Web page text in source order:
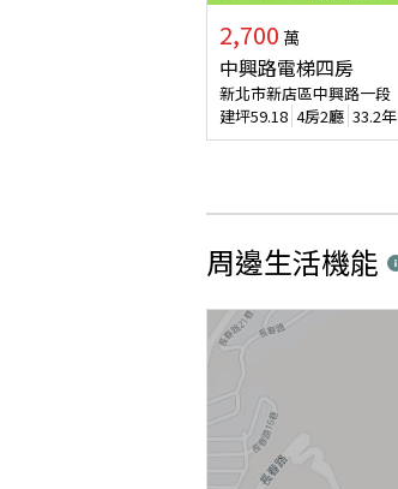
2,700 萬
中興路電梯四房
新北市新店區中興路一段
建坪59.18 4房2廳 33.2年
周邊生活機能